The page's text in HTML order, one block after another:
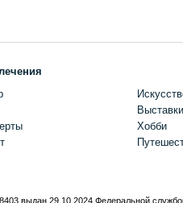
Выставки
Хобби
выдан 29.10.2024 Федеральной